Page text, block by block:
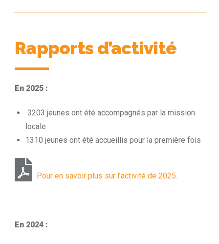
Rapports d’activité
En 2025 :
3203 jeunes ont été accompagnés par la mission
locale
1310 jeunes ont été accueillis pour la première fois
Pour en savoir plus sur l’activité de 2025.
En 2024 :